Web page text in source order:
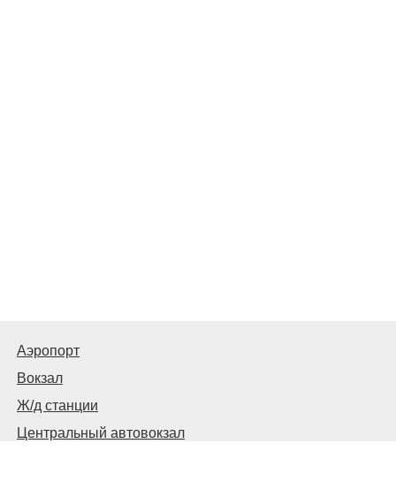
Аэропорт
Вокзал
Ж/д станции
Центральный автовокзал